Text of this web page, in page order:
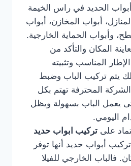
الحديد في راس الخيمة
أبواب المخازن، أبواب
وأبواب الحماية الخارجية.
المكان والتأكد من
المناسب وتثبيته
يتم تركيب الباب وضبط
المحترفة تهتم بكل
يعمل الباب بسهولة ويظل
اليومي.
على تركيب ابواب حديد
أبواب حديد أنها توفر
فالباب الخارجي للفيلا